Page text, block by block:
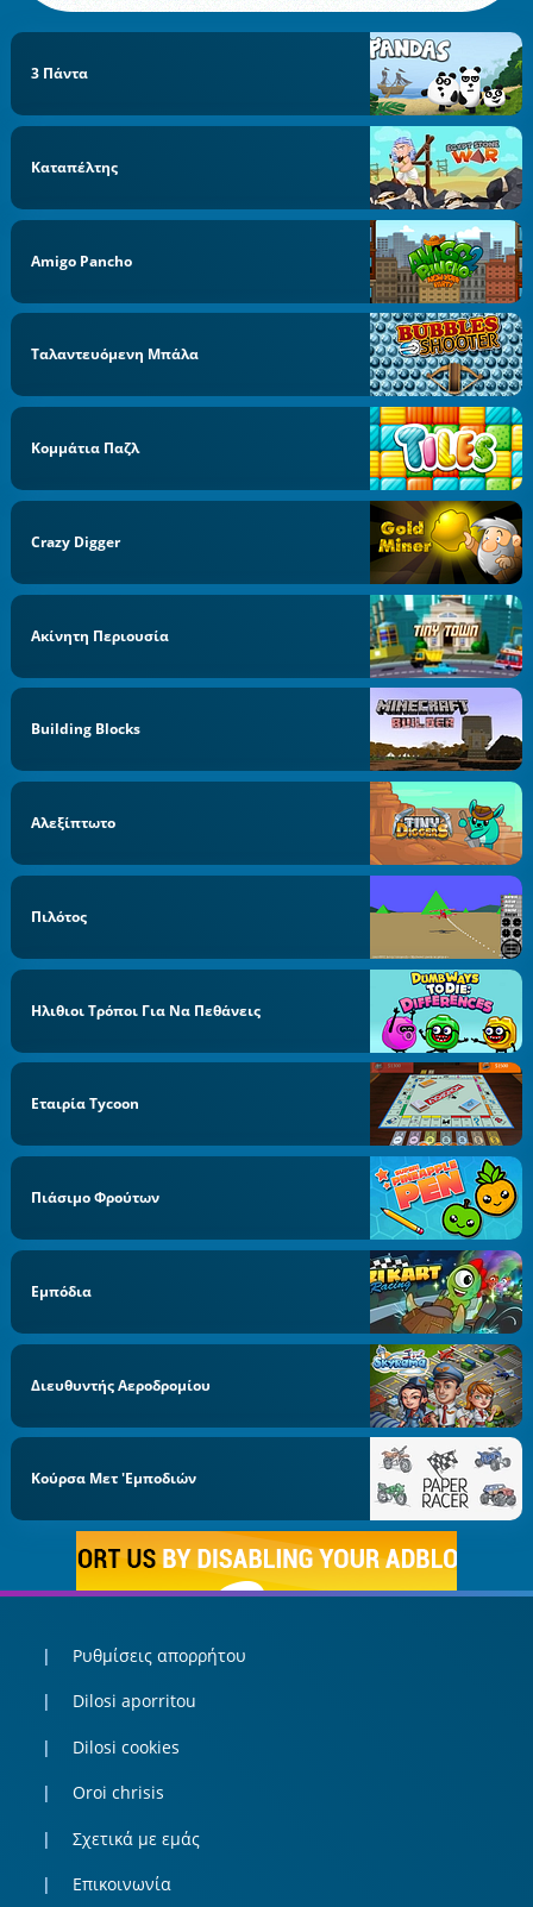
3 Πάντα
Καταπέλτης
Amigo Pancho
Ταλαντευόμενη Μπάλα
Κομμάτια Παζλ
Crazy Digger
Ακίνητη Περιουσία
Building Blocks
Αλεξίπτωτο
Πιλότος
Ηλιθιοι Τρόποι Για Να Πεθάνεις
Εταιρία Tycoon
Πιάσιμο Φρούτων
Εμπόδια
Διευθυντής Αεροδρομίου
Κούρσα Μετ 'εμποδιών
Ρυθμίσεις απορρήτου
Dilosi aporritou
Dilosi cookies
Oroi chrisis
Σχετικά με εμάς
Επικοινωνία